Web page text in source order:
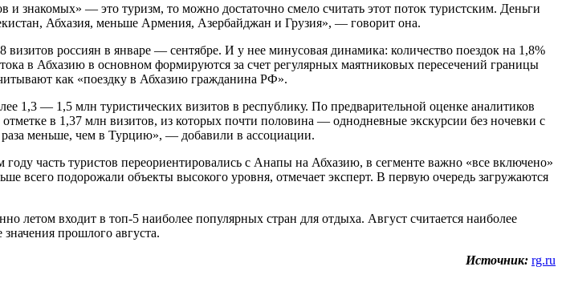
знакомых» — это туризм, то можно достаточно смело считать этот поток туристским. Деньги
Абхазия, меньше Армения, Азербайджан и Грузия», — говорит она.
россиян в январе — сентябре. И у нее минусовая динамика: количество поездок на 1,8%
в Абхазию в основном формируются за счет регулярных маятниковых пересечений границы
как «поездку в Абхазию гражданина РФ».
1,3 — 1,5 млн туристических визитов в республику. По предварительной оценке аналитиков
в 1,37 млн визитов, из которых почти половина — однодневные экскурсии без ночевки с
раза меньше, чем в Турцию», — добавили в ассоциации.
часть туристов переориентировались с Анапы на Абхазию, в сегменте важно «все включено»
всего подорожали объекты высокого уровня, отмечает эксперт. В первую очередь загружаются
летом входит в топ-5 наиболее популярных стран для отдыха. Август считается наиболее
прошлого августа.
Источник: rg.ru